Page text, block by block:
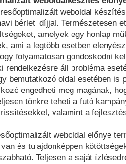
weboldal
bérleti díjjal. Természetesen
amelyek egy honlap
ami a legtöbb esetben
folyamatosan gondoskodni
rendelkezésre áll probléma
bemutatkozó oldal esetében is
engedheti meg magának,
tönkre teheti a futó
valamint a
weboldal előnye
és tulajdonképpen
Teljesen a saját